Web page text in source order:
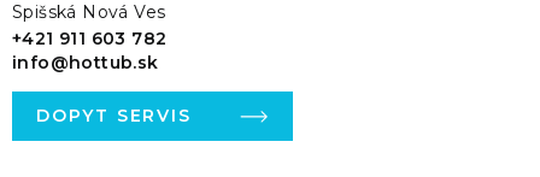
Spišská Nová Ves
+421 911 603 782
info@hottub.sk
DOPYT SERVIS